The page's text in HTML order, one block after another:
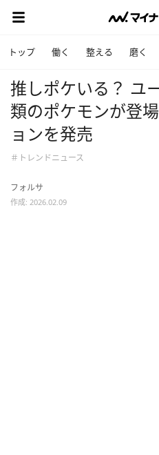
トップ 働く 整える 磨く
推しポケいる？ ユ
類のポケモンが登
ョンを発売
＃トレンドニュース
フォルサ
作成: 2026.02.09